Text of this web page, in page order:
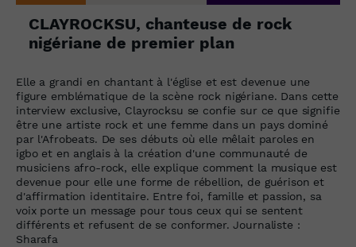
CLAYROCKSU, chanteuse de rock
nigériane de premier plan
Elle a grandi en chantant à l'église et est devenue une
figure emblématique de la scène rock nigériane. Dans cette
interview exclusive, Clayrocksu se confie sur ce que signifie
être une artiste rock et une femme dans un pays dominé
par l'Afrobeats. De ses débuts où elle mêlait paroles en
igbo et en anglais à la création d'une communauté de
musiciens afro-rock, elle explique comment la musique est
devenue pour elle une forme de rébellion, de guérison et
d'affirmation identitaire. Entre foi, famille et passion, sa
voix porte un message pour tous ceux qui se sentent
différents et refusent de se conformer. Journaliste :
Sharafa